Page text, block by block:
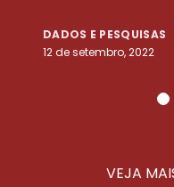
DADOS E PESQUISAS
12 de setembro, 2022
VEJA